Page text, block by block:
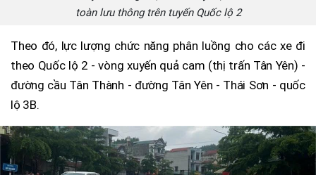
toàn lưu thông trên tuyến Quốc lộ 2
Theo đó, lực lượng chức năng phân luồng cho các xe đi
theo Quốc lộ 2 - vòng xuyến quả cam (thị trấn Tân Yên) -
đường cầu Tân Thành - đường Tân Yên - Thái Sơn - quốc
lộ 3B.